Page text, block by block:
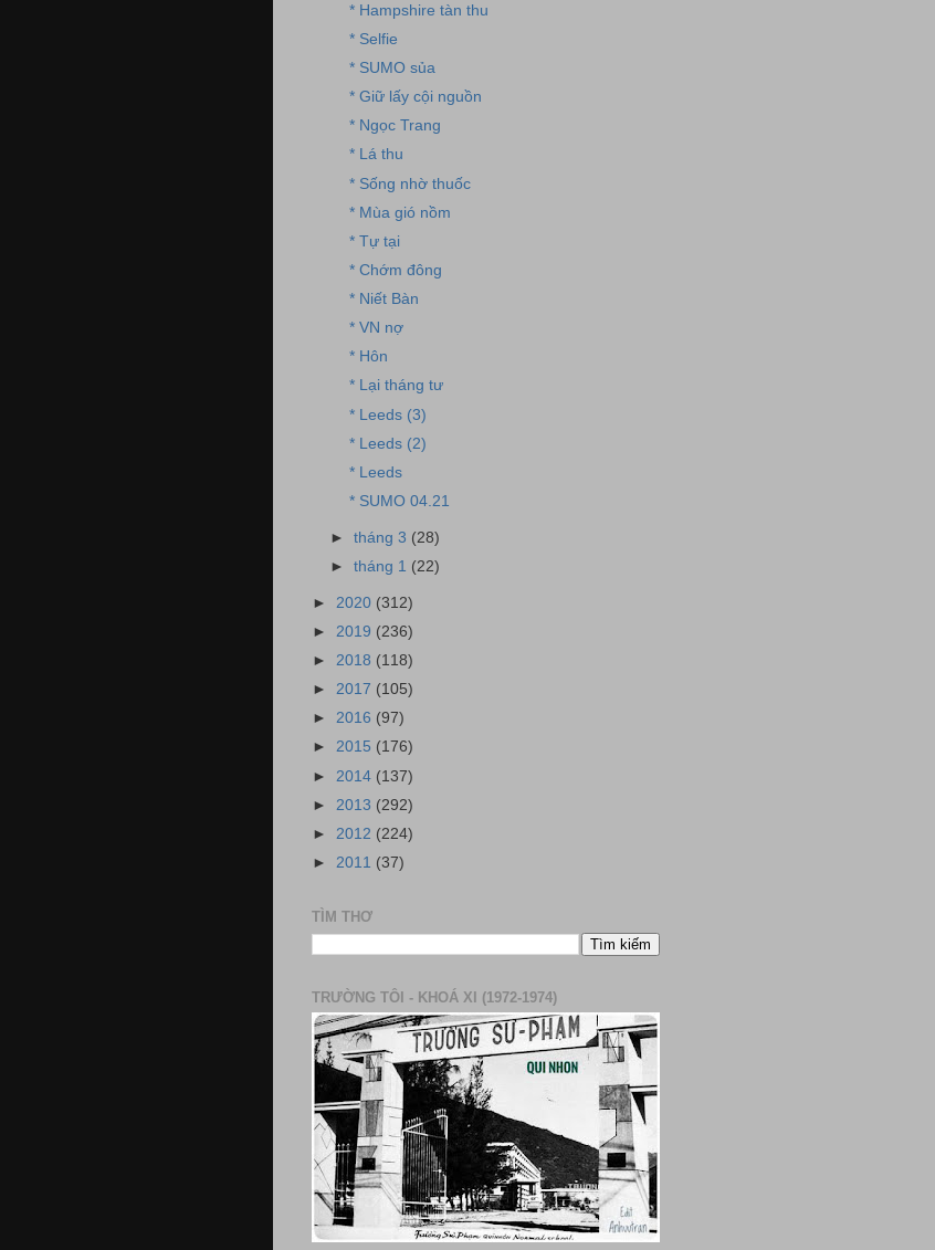
* Hampshire tàn thu
* Selfie
* SUMO sủa
* Giữ lấy cội nguồn
* Ngọc Trang
* Lá thu
* Sống nhờ thuốc
* Mùa gió nồm
* Tự tại
* Chớm đông
* Niết Bàn
* VN nợ
* Hôn
* Lại tháng tư
* Leeds (3)
* Leeds (2)
* Leeds
* SUMO 04.21
►tháng 3 (28)
►tháng 1 (22)
► 2020 (312)
► 2019 (236)
► 2018 (118)
► 2017 (105)
► 2016 (97)
► 2015 (176)
► 2014 (137)
► 2013 (292)
► 2012 (224)
► 2011 (37)
TÌM THƠ
TRƯỜNG TÔI - KHOÁ XI (1972-1974)